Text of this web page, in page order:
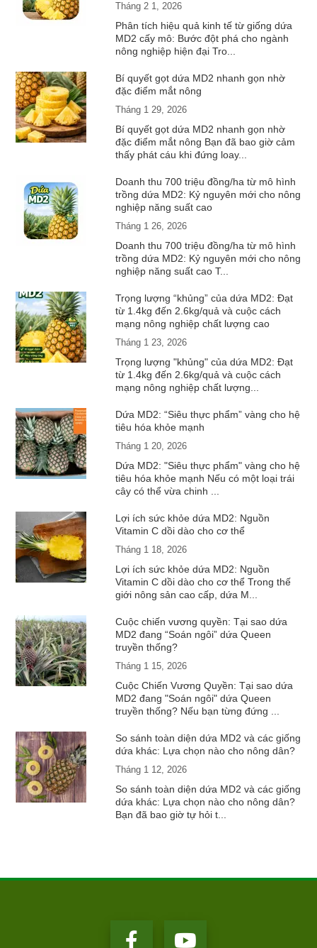
Tháng 2 1, 2026
Phân tích hiệu quả kinh tế từ giống dứa
MD2 cấy mô: Bước đột phá cho ngành
nông nghiệp hiện đại Tro...
Bí quyết gọt dứa MD2 nhanh gọn nhờ
đặc điểm mắt nông
Tháng 1 29, 2026
Bí quyết gọt dứa MD2 nhanh gọn nhờ
đặc điểm mắt nông Bạn đã bao giờ cảm
thấy phát cáu khi đứng loay...
Doanh thu 700 triệu đồng/ha từ mô hình
trồng dứa MD2: Kỷ nguyên mới cho nông
nghiệp năng suất cao
Tháng 1 26, 2026
Doanh thu 700 triệu đồng/ha từ mô hình
trồng dứa MD2: Kỷ nguyên mới cho nông
nghiệp năng suất cao T...
Trọng lượng “khủng” của dứa MD2: Đạt
từ 1.4kg đến 2.6kg/quả và cuộc cách
mạng nông nghiệp chất lượng cao
Tháng 1 23, 2026
Trọng lượng "khủng" của dứa MD2: Đạt
từ 1.4kg đến 2.6kg/quả và cuộc cách
mạng nông nghiệp chất lượng...
Dứa MD2: “Siêu thực phẩm” vàng cho hệ
tiêu hóa khỏe mạnh
Tháng 1 20, 2026
Dứa MD2: "Siêu thực phẩm" vàng cho hệ
tiêu hóa khỏe mạnh Nếu có một loại trái
cây có thể vừa chinh ...
Lợi ích sức khỏe dứa MD2: Nguồn
Vitamin C dồi dào cho cơ thể
Tháng 1 18, 2026
Lợi ích sức khỏe dứa MD2: Nguồn
Vitamin C dồi dào cho cơ thể Trong thế
giới nông sản cao cấp, dứa M...
Cuộc chiến vương quyền: Tại sao dứa
MD2 đang “Soán ngôi” dứa Queen
truyền thống?
Tháng 1 15, 2026
Cuộc Chiến Vương Quyền: Tại sao dứa
MD2 đang "Soán ngôi" dứa Queen
truyền thống? Nếu bạn từng đứng ...
So sánh toàn diện dứa MD2 và các giống
dứa khác: Lựa chọn nào cho nông dân?
Tháng 1 12, 2026
So sánh toàn diện dứa MD2 và các giống
dứa khác: Lựa chọn nào cho nông dân?
Bạn đã bao giờ tự hỏi t...